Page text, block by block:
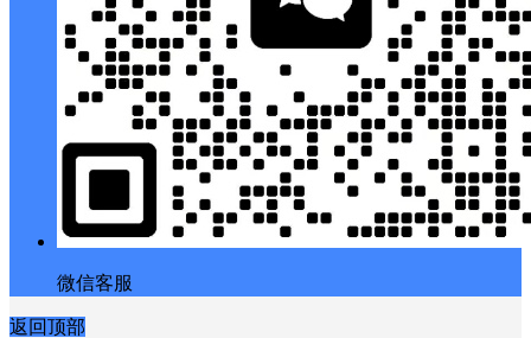
微信客服
返回顶部